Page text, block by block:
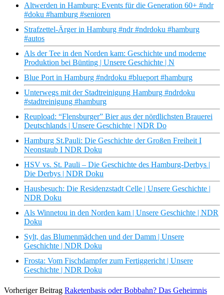
Altwerden in Hamburg: Events für die Generation 60+ #ndr
#doku #hamburg #senioren
Strafzettel-Ärger in Hamburg #ndr #ndrdoku #hamburg
#autos
Als der Tee in den Norden kam: Geschichte und moderne
Produktion bei Bünting | Unsere Geschichte | N
Blue Port in Hamburg #ndrdoku #blueport #hamburg
Unterwegs mit der Stadtreinigung Hamburg #ndrdoku
#stadtreinigung #hamburg
Reupload: “Flensburger” Bier aus der nördlichsten Brauerei
Deutschlands | Unsere Geschichte | NDR Do
Hamburg St.Pauli: Die Geschichte der Großen Freiheit I
Neonstaub I NDR Doku
HSV vs. St. Pauli – Die Geschichte des Hamburg-Derbys |
Die Derbys | NDR Doku
Hausbesuch: Die Residenzstadt Celle | Unsere Geschichte |
NDR Doku
Als Winnetou in den Norden kam | Unsere Geschichte | NDR
Doku
Sylt, das Blumenmädchen und der Damm | Unsere
Geschichte | NDR Doku
Frosta: Vom Fischdampfer zum Fertiggericht | Unsere
Geschichte | NDR Doku
Vorheriger Beitrag Raketenbasis oder Bobbahn? Das Geheimnis